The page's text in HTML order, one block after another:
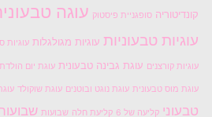
קונדיטוריה סופגניית פיסטוק עוגה
עוגיות טבעוניות עוגיות מגולגלות עוגיות
עוגיות קורצנים עוגת גבינה טבעונית עוגת יום הולדת
עוגת מוס טבעונית עוגת נוגט ובוטנים עוגת שוקולד
טבעוני קליעה של 6 קליעת חלה שבועות